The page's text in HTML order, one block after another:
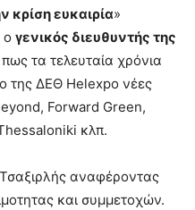
κρίση ευκαιρία»
ο γενικός διευθυντής της
τα τελευταία χρόνια
της ΔΕΘ Helexpo νέες
Forward Green,
κλπ.
αναφέροντας
και συμμετοχών.